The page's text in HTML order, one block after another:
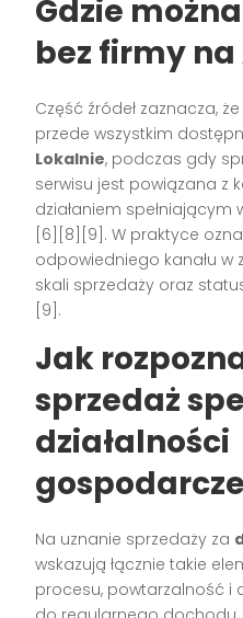
Gdzie
bez firmy
Część źródeł zaznacza,
przede wszystkim
Lokalnie, podczas gdy
serwisu jest powiązana z
działaniem spełniającym
[6][8][9]. W praktyce
odpowiedniego kanału w
skali sprzedaży oraz
[9].
Jak
sprzedaż
działalności
Na uznanie sprzedaży za
wskazują łącznie takie
procesu, powtarzalność i